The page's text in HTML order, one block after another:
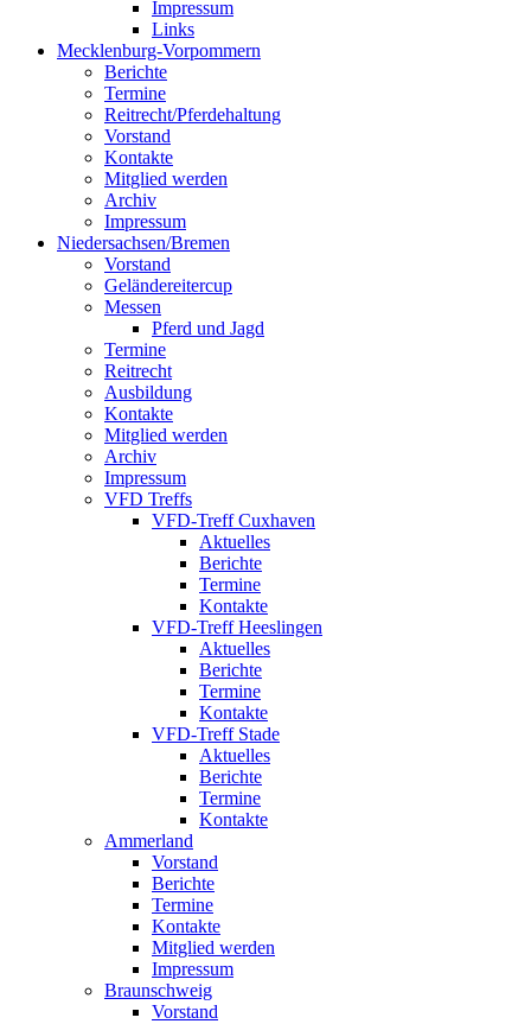
Impressum
Links
Mecklenburg-Vorpommern
Berichte
Termine
Reitrecht/Pferdehaltung
Vorstand
Kontakte
Mitglied werden
Archiv
Impressum
Niedersachsen/Bremen
Vorstand
Geländereitercup
Messen
Pferd und Jagd
Termine
Reitrecht
Ausbildung
Kontakte
Mitglied werden
Archiv
Impressum
VFD Treffs
VFD-Treff Cuxhaven
Aktuelles
Berichte
Termine
Kontakte
VFD-Treff Heeslingen
Aktuelles
Berichte
Termine
Kontakte
VFD-Treff Stade
Aktuelles
Berichte
Termine
Kontakte
Ammerland
Vorstand
Berichte
Termine
Kontakte
Mitglied werden
Impressum
Braunschweig
Vorstand